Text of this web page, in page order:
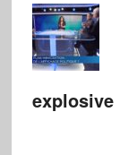
explosive